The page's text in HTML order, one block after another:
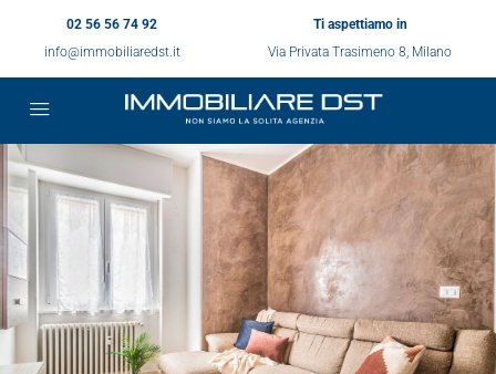
02 56 56 74 92
info@immobiliaredst.it
Ti aspettiamo in
Via Privata Trasimeno 8, Milano